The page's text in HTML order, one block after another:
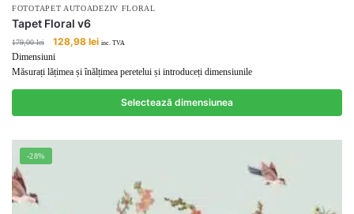
FOTOTAPET AUTOADEZIV FLORAL
Tapet Floral v6
179,00lei
Prețul
inițial
a
128,98 leiPrețul
este:
inc. TVA
Dimensiuni
Măsurați lățimea și înălțimea peretelui și introduceți dimensiunile
Selectează dimensiunea
-28%